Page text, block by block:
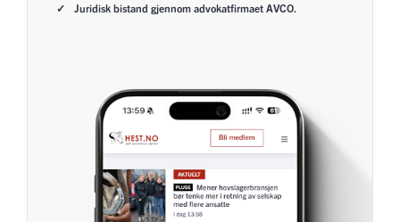
Juridisk bistand gjennom advokatfirmaet AVCO.